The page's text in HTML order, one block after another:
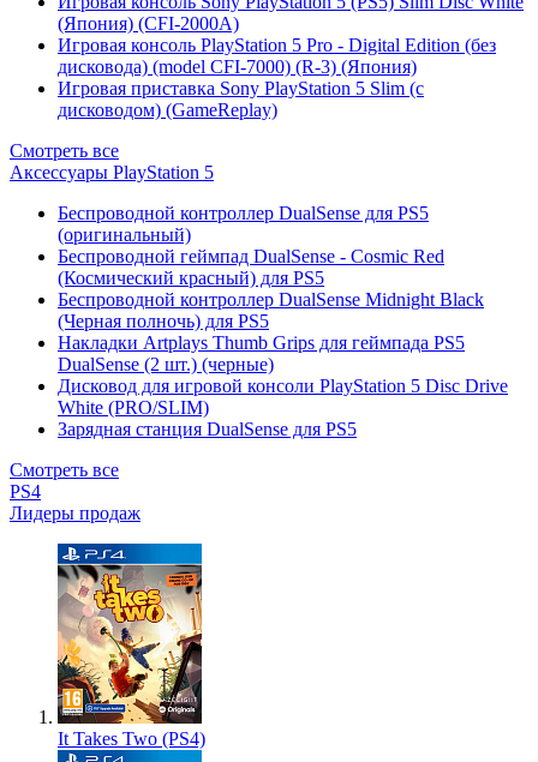
(Япония) (CFI-2000A)
Игровая консоль PlayStation 5 Pro - Digital Edition (без
дисковода) (model CFI-7000) (R-3) (Япония)
Игровая приставка Sony PlayStation 5 Slim (с
дисководом) (GameReplay)
Смотреть все
Аксессуары PlayStation 5
Беспроводной контроллер DualSense для PS5
(оригинальный)
Беспроводной геймпад DualSense - Cosmic Red
(Космический красный) для PS5
Беспроводной контроллер DualSense Midnight Black
(Черная полночь) для PS5
Накладки Artplays Thumb Grips для геймпада PS5
DualSense (2 шт.) (черные)
Дисковод для игровой консоли PlayStation 5 Disc Drive
White (PRO/SLIM)
Зарядная станция DualSense для PS5
Смотреть все
PS4
Лидеры продаж
It Takes Two (PS4)